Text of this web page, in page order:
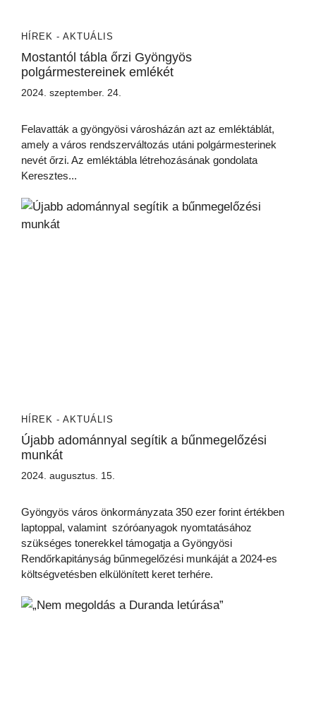
HÍREK - AKTUÁLIS
Mostantól tábla őrzi Gyöngyös
polgármestereinek emlékét
2024. szeptember. 24.
Felavatták a gyöngyösi városházán azt az emléktáblát,
amely a város rendszerváltozás utáni polgármesterinek
nevét őrzi. Az emléktábla létrehozásának gondolata
Keresztes...
HÍREK - AKTUÁLIS
Újabb adománnyal segítik a bűnmegelőzési
munkát
2024. augusztus. 15.
Gyöngyös város önkormányzata 350 ezer forint értékben
laptoppal, valamint szóróanyagok nyomtatásához
szükséges tonerekkel támogatja a Gyöngyösi
Rendőrkapitányság bűnmegelőzési munkáját a 2024-es
költségvetésben elkülönített keret terhére.